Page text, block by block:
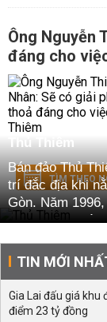
Ông Nguyễn
đáng cho
TÌM THEO
Thủ Thiêm
Bán đảo Thủ
trí đắc địa khi
Gòn. Năm
(KĐTMTT)
TIN MỚI
Gia Lai đấu giá khu
điểm 23 tỷ đồng